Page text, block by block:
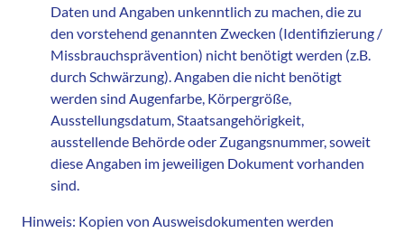
Daten und Angaben unkenntlich zu machen, die zu
den vorstehend genannten Zwecken (Identifizierung /
Missbrauchsprävention) nicht benötigt werden (z.B.
durch Schwärzung). Angaben die nicht benötigt
werden sind Augenfarbe, Körpergröße,
Ausstellungsdatum, Staatsangehörigkeit,
ausstellende Behörde oder Zugangsnummer, soweit
diese Angaben im jeweiligen Dokument vorhanden
sind.
Hinweis: Kopien von Ausweisdokumenten werden